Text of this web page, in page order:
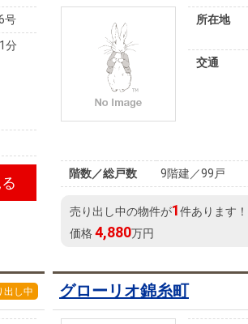
号
分
所在地
交通
階数／総戸数
9階建／99戸
売り出し中の物件が1件あります！
価格 4,880万円
出し中 グローリオ錦糸町